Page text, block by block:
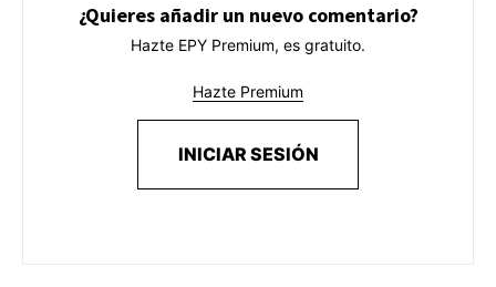
¿Quieres añadir un nuevo comentario?
Hazte EPY Premium, es gratuito.
Hazte Premium
INICIAR SESIÓN